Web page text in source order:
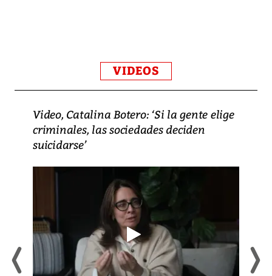
VIDEOS
Video, Catalina Botero: ‘Si la gente elige
criminales, las sociedades deciden
suicidarse’